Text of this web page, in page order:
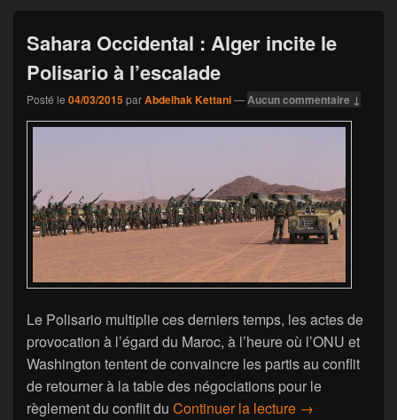
Sahara Occidental : Alger incite le
Polisario à l’escalade
Posté le 04/03/2015parAbdelhak Kettani—Aucun commentaire ↓
Le Polisario multiplie ces derniers temps, les actes de
provocation à l’égard du Maroc, à l’heure où l’ONU et
Washington tentent de convaincre les partis au conflit
de retourner à la table des négociations pour le
règlement du conflit du Continuer la lecture Sahara
→